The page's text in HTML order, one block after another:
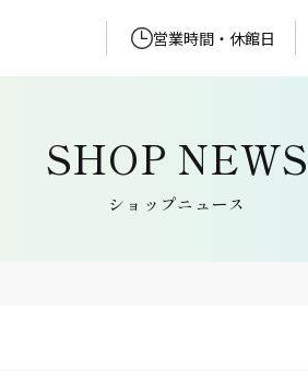
営業時間・休館日
ショップニュース